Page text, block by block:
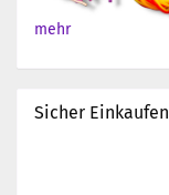
mehr
Sicher Einkaufen